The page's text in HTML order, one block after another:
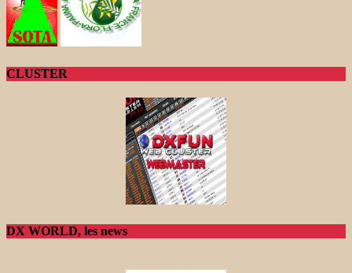
CLUSTER
DX WORLD, les news